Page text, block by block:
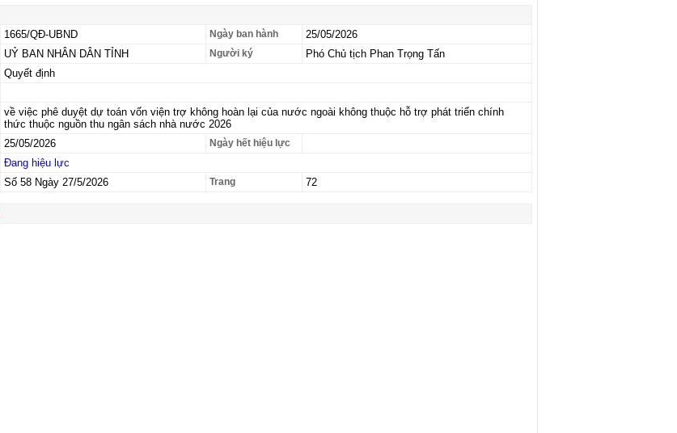
1665/QĐ-UBND Ngày ban hành 25/05/2026
UỶ BAN NHÂN DÂN TỈNH Người ký Phó Chủ tịch Phan Trọng Tấn
Quyết định
về việc phê duyệt dự toán vốn viện trợ không hoàn lại của nước ngoài không thuộc hỗ trợ phát triển chính
thức thuộc nguồn thu ngân sách nhà nước 2026
25/05/2026
Ngày hết hiệu lực
Đang hiệu lực
Số 58 Ngày 27/5/2026 Trang 72